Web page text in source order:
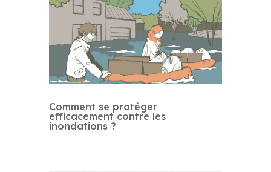
Comment se protéger
efficacement contre les
inondations ?